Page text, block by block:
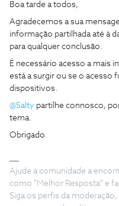
Boa tarde a todos,
Agradecemos a sua
informação partilhada até à
para qualquer conclusão.
É necessário acesso a mais
está a surgir ou se o acesso
dispositivos.
@Salty partilhe connosco,
tema.
Obrigado
Ajude a comunidade a
como "Melhor Resposta" e
Siga os perfis da